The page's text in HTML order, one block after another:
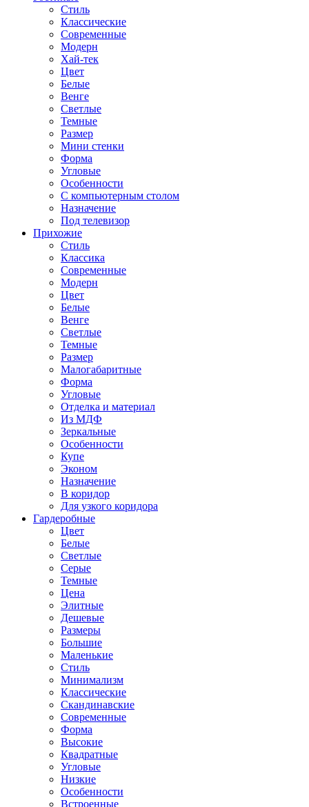
Стиль
Классические
Современные
Модерн
Хай-тек
Цвет
Белые
Венге
Светлые
Темные
Размер
Мини стенки
Форма
Угловые
Особенности
С компьютерным столом
Назначение
Под телевизор
Прихожие
Стиль
Классика
Современные
Модерн
Цвет
Белые
Венге
Светлые
Темные
Размер
Малогабаритные
Форма
Угловые
Отделка и материал
Из МДФ
Зеркальные
Особенности
Купе
Эконом
Назначение
В коридор
Для узкого коридора
Гардеробные
Цвет
Белые
Светлые
Серые
Темные
Цена
Элитные
Дешевые
Размеры
Большие
Маленькие
Стиль
Минимализм
Классические
Скандинавские
Современные
Форма
Высокие
Квадратные
Угловые
Низкие
Особенности
Встроенные